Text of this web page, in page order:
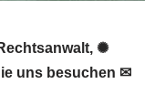
✺
uns besuchen ✉